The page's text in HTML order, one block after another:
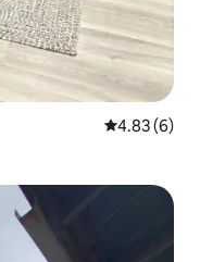
レビュー6
4.83 (6)